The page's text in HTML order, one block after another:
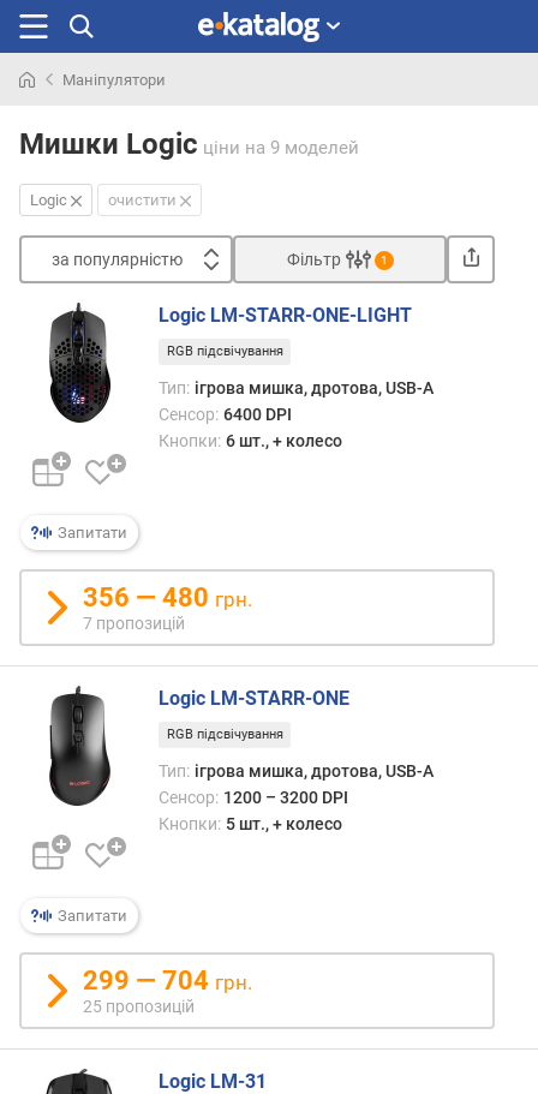
раніше
Маніпулятори
Мишки Logic ціни на 9 моделей
Logic очистити
за популярністю
з
а
п
о
у
л
р
н
с
в
д
д
е
ш
е
и
х
д
о
д
о
Фільтр 1
Запитати
Logic LM-STARR-ONE-LIGHT
RGB підсвічування
Тип: ігрова мишка, дротова, USB-A
Сенсор: 6400 DPI
Кнопки: 6 шт., + колесо
356 — 480 грн.
7 пропозицій
Запитати
Logic LM-STARR-ONE
RGB підсвічування
Тип: ігрова мишка, дротова, USB-A
Сенсор: 1200 – 3200 DPI
Кнопки: 5 шт., + колесо
299 — 704 грн.
25 пропозицій
Logic LM-31